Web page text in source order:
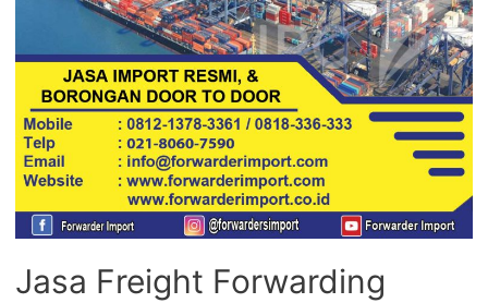
Jasa Freight Forwarding